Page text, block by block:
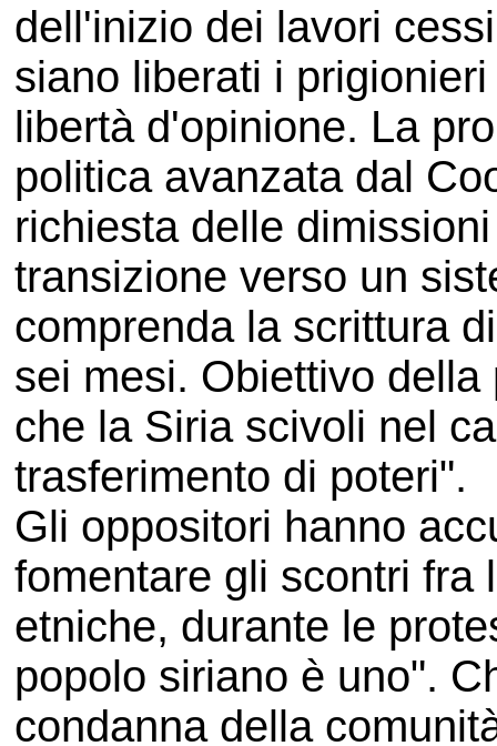
dell'inizio dei lavori
siano liberati i
libertà d'opinione. La
politica avanzata dal
richiesta delle
transizione verso un
comprenda la scrittura
sei mesi. Obiettivo
che la Siria scivoli nel
trasferimento di poteri".
Gli oppositori hanno
fomentare gli scontri fra
etniche, durante le
popolo siriano è uno".
condanna della